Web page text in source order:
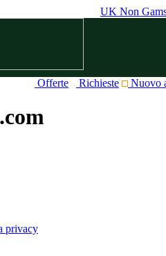
UK Non
Offerte Richieste Nuovo
privacy